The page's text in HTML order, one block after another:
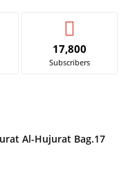
17,800
Subscribers
Al-Hujurat Bag.17